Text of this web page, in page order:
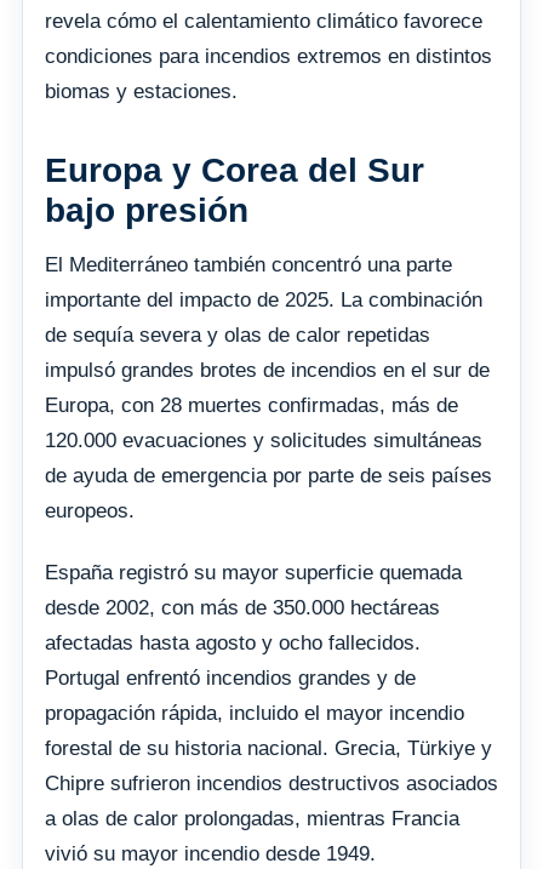
revela cómo el calentamiento climático favorece
condiciones para incendios extremos en distintos
biomas y estaciones.
Europa y Corea del Sur
bajo presión
El Mediterráneo también concentró una parte
importante del impacto de 2025. La combinación
de sequía severa y olas de calor repetidas
impulsó grandes brotes de incendios en el sur de
Europa, con 28 muertes confirmadas, más de
120.000 evacuaciones y solicitudes simultáneas
de ayuda de emergencia por parte de seis países
europeos.
España registró su mayor superficie quemada
desde 2002, con más de 350.000 hectáreas
afectadas hasta agosto y ocho fallecidos.
Portugal enfrentó incendios grandes y de
propagación rápida, incluido el mayor incendio
forestal de su historia nacional. Grecia, Türkiye y
Chipre sufrieron incendios destructivos asociados
a olas de calor prolongadas, mientras Francia
vivió su mayor incendio desde 1949.